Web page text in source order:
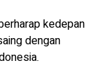
kedepan
dengan